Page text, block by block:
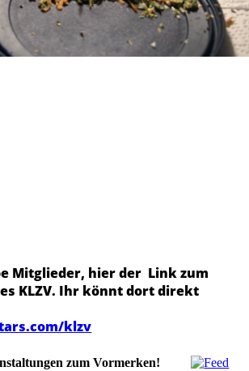
Mitglieder, hier der Link zum
KLZV. Ihr könnt dort direkt
klzv
zum Vormerken!